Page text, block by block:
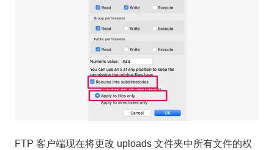
FTP 客户端现在将更改 uploads 文件夹中所有文件的权